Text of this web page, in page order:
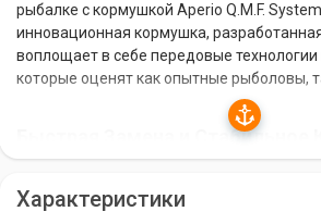
рыбалке с кормушкой Aperio Q.M.F.
инновационная кормушка,
воплощает в себе передовые технологии
которые оценят как опытные рыболовы,
Быстрая Замена и Стабильное
системой Q.M.F. (Quick Method Feeder),
Характеристики